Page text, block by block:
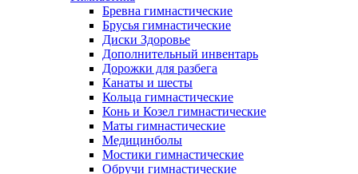
Бревна гимнастические
Брусья гимнастические
Диски Здоровье
Дополнительный инвентарь
Дорожки для разбега
Канаты и шесты
Кольца гимнастические
Конь и Козел гимнастические
Маты гимнастические
Медицинболы
Мостики гимнастические
Обручи гимнастические